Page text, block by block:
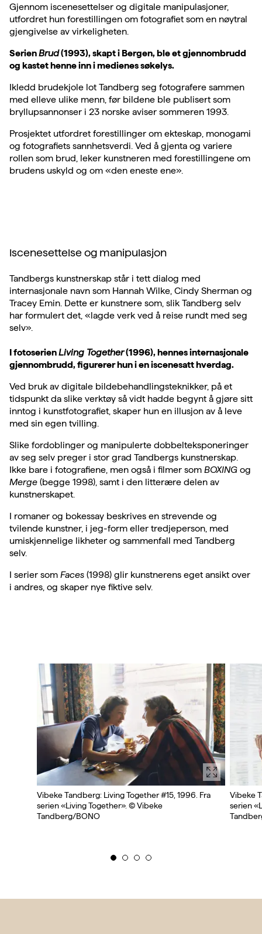
Gjennom iscenesettelser og digitale manipulasjoner,
utfordret hun forestillingen om fotografiet som en nøytral
gjengivelse av virkeligheten.
SerienBrud(1993), skapt i Bergen, ble et gjennombrudd
og kastet henne inn i medienes søkelys.
Ikledd brudekjole lot Tandberg seg fotografere sammen
med elleve ulike menn, før bildene ble publisert som
bryllupsannonser i 23 norske aviser sommeren 1993.
Prosjektet utfordret forestillinger om ekteskap, monogami
og fotografiets sannhetsverdi. Ved å gjenta og variere
rollen som brud, leker kunstneren med forestillingene om
brudens uskyld og om «den eneste ene».
Iscenesettelse og manipulasjon
Tandbergs kunstnerskap står i tett dialog med
internasjonale navn som Hannah Wilke, Cindy Sherman og
Tracey Emin. Dette er kunstnere som, slik Tandberg selv
har formulert det, «lagde verk ved å reise rundt med seg
selv».
I fotoserienLiving Together(1996), hennes internasjonale
gjennombrudd, figurerer hun i en iscenesatt hverdag.
Ved bruk av digitale bildebehandlingsteknikker, på et
tidspunkt da slike verktøy så vidt hadde begynt å gjøre sitt
inntog i kunstfotografiet, skaper hun en illusjon av å leve
med sin egen tvilling.
Slike fordoblinger og manipulerte dobbelteksponeringer
av seg selv preger i stor grad Tandbergs kunstnerskap.
Ikke bare i fotografiene, men også i filmer som BOXING og
Merge (begge 1998), samt i den litterære delen av
kunstnerskapet.
I romaner og bokessay beskrives en strevende og
tvilende kunstner, i jeg-form eller tredjeperson, med
umiskjennelige likheter og sammenfall med Tandberg
selv.
I serier som Faces (1998) glir kunstnerens eget ansikt over
i andres, og skaper nye fiktive selv.
Vibeke Tandberg: Living Together #15, 1996. Fra
serien «Living Together». © Vibeke
Tandberg/BONO
Vibeke
serien